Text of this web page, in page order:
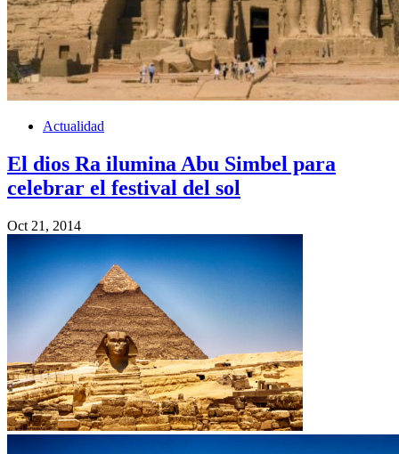
Actualidad
El dios Ra ilumina Abu Simbel para
celebrar el festival del sol
Oct 21, 2014